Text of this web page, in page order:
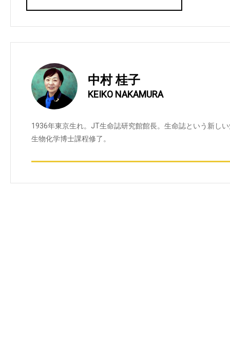
中村 桂子
KEIKO NAKAMURA
1936年東京生れ。JT生命誌研究館館長。生命誌という新し
生物化学博士課程修了。